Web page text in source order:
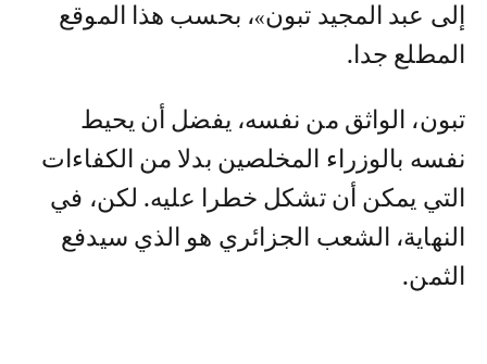
إلى عبد المجيد تبون»، بحسب هذا الموقع
المطلع جدا.
تبون، الواثق من نفسه، يفضل أن يحيط
نفسه بالوزراء المخلصين بدلا من الكفاءات
التي يمكن أن تشكل خطرا عليه. لكن، في
النهاية، الشعب الجزائري هو الذي سيدفع
الثمن.